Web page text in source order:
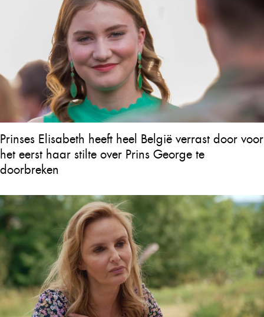
Prinses Elisabeth heeft heel België verrast door voor
het eerst haar stilte over Prins George te
doorbreken